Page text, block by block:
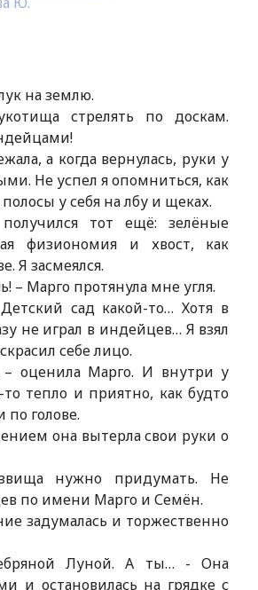
на землю.
стрелять по доскам.
а когда вернулась, руки у
Не успел я опомниться, как
у себя на лбу и щеках.
тот ещё: зелёные
физиономия и хвост, как
Я засмеялся.
– Марго протянула мне угля.
сад какой-то… Хотя в
не играл в индейцев… Я взял
себе лицо.
оценила Марго. И внутри у
то тепло и приятно, как будто
по голове.
она вытерла свои руки о
нужно придумать. Не
по имени Марго и Семён.
задумалась и торжественно
Луной. А ты… - Она
и остановилась на грядке с